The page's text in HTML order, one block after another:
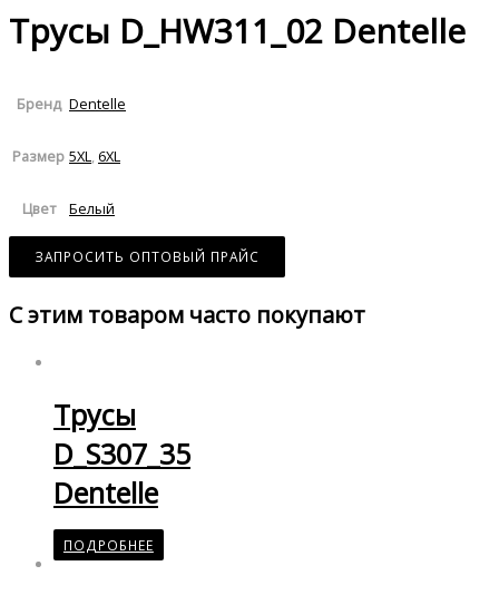
Трусы D_HW311_02 Dentelle
Бренд Dentelle
Размер 5XL, 6XL
Цвет Белый
ЗАПРОСИТЬ ОПТОВЫЙ ПРАЙС
С этим товаром часто покупают
Трусы
D_S307_35
Dentelle
ПОДРОБНЕЕ